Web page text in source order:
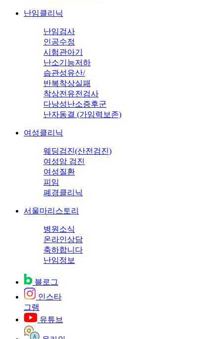
난임클리닉
난임검사
인공수정
시험관아기
난소기능저하
습관성유산/
반복착상실패
착상전유전검사
다낭성난소증후군
난자동결 (가임력보존)
여성클리닉
웨딩검진(산전검진)
여성암 검진
여성질환
피임
폐경클리닉
서울마리스토리
병원소식
온라인상담
축하합니다
난임정보
블로그
인스타
그램
유튜브